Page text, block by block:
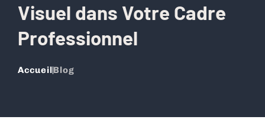
Visuel dans Votre Cadre
Professionnel
AccueilBlog